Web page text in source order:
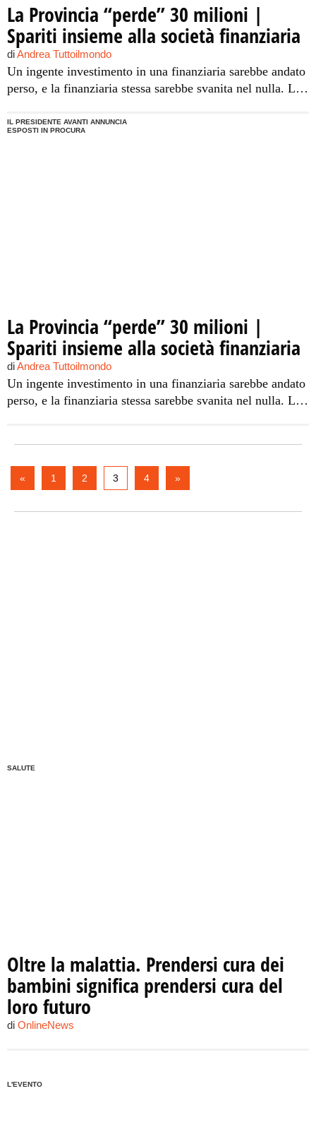
La Provincia “perde” 30 milioni |
Spariti insieme alla società finanziaria
diAndrea Tuttoilmondo
Un ingente investimento in una finanziaria sarebbe andato
perso, e la finanziaria stessa sarebbe svanita nel nulla. La
ma alla Provincia di Palermo, vittima, insieme ad altri
IL PRESIDENTE AVANTI ANNUNCIA
ESPOSTI IN PROCURA
La Provincia “perde” 30 milioni |
Spariti insieme alla società finanziaria
diAndrea Tuttoilmondo
Un ingente investimento in una finanziaria sarebbe andato
perso, e la finanziaria stessa sarebbe svanita nel nulla. La
società finanziaria comasca sparita nel nulla dall’oggi al
domani con […]
« 1 2 3 4 »
SALUTE
Oltre la malattia. Prendersi cura dei
bambini significa prendersi cura del
loro futuro
di OnlineNews
L'EVENTO